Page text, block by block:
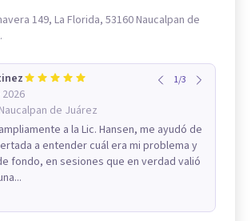
149, La Florida, 53160 Naucalpan de
Naucalpan de Juárez
1/3
a la Lic. Hansen, me ayudó de
a entender cuál era mi problema y
fondo, en sesiones que en verdad valió